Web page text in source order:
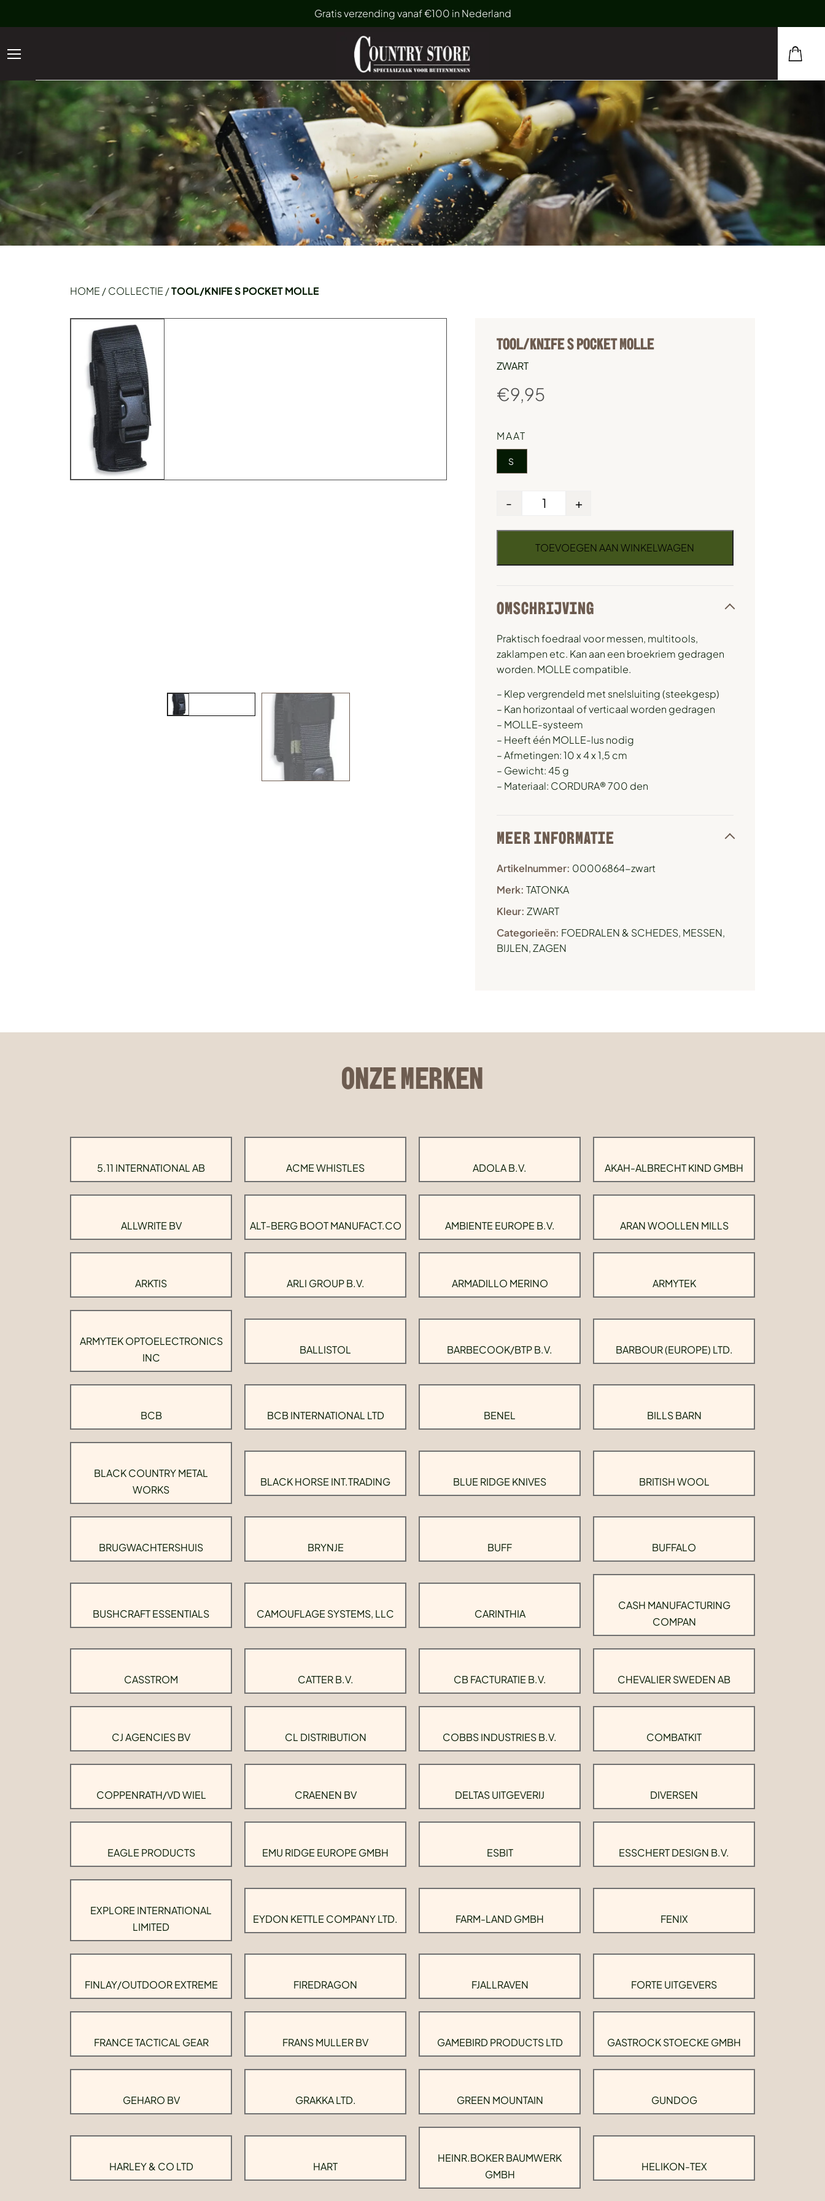
Gratis verzending vanaf €100 in Nederland
HOME /COLLECTIE /TOOL/KNIFE S POCKET MOLLE
TOOL/KNIFE S POCKET MOLLE
ZWART
€9,95
MAAT
S
- +
TOEVOEGEN AAN WINKELWAGEN
OMSCHRIJVING
Praktisch foedraal voor messen, multitools,
zaklampen etc. Kan aan een broekriem gedragen
worden. MOLLE compatible.
– Klep vergrendeld met snelsluiting (steekgesp)
– Kan horizontaal of verticaal worden gedragen
– MOLLE-systeem
– Heeft één MOLLE-lus nodig
– Afmetingen: 10 x 4 x 1,5 cm
– Gewicht: 45 g
– Materiaal: CORDURA® 700 den
MEER INFORMATIE
Artikelnummer: 00006864-zwart
Merk: TATONKA
Kleur: ZWART
Categorieën: FOEDRALEN & SCHEDES, MESSEN,
BIJLEN, ZAGEN
ONZE MERKEN
5.11 INTERNATIONAL AB ACME WHISTLES ADOLA B.V. AKAH-ALBRECHT KIND GMBH
ALLWRITE BV ALT-BERG BOOT MANUFACT.CO AMBIENTE EUROPE B.V. ARAN WOOLLEN MILLS
ARKTIS ARLI GROUP B.V. ARMADILLO MERINO ARMYTEK
ARMYTEK OPTOELECTRONICS
INC
BALLISTOL BARBECOOK/BTP B.V. BARBOUR (EUROPE) LTD.
BCB BCB INTERNATIONAL LTD BENEL BILLS BARN
BLACK COUNTRY METAL
WORKS
BLACK HORSE INT.TRADING BLUE RIDGE KNIVES BRITISH WOOL
BRUGWACHTERSHUIS BRYNJE BUFF BUFFALO
BUSHCRAFT ESSENTIALS CAMOUFLAGE SYSTEMS, LLC CARINTHIA
CASH MANUFACTURING
COMPAN
CASSTROM CATTER B.V. CB FACTURATIE B.V. CHEVALIER SWEDEN AB
CJ AGENCIES BV CL DISTRIBUTION COBBS INDUSTRIES B.V. COMBATKIT
COPPENRATH/VD WIEL CRAENEN BV DELTAS UITGEVERIJ DIVERSEN
EAGLE PRODUCTS EMU RIDGE EUROPE GMBH ESBIT ESSCHERT DESIGN B.V.
EXPLORE INTERNATIONAL
LIMITED
EYDON KETTLE COMPANY LTD. FARM-LAND GMBH FENIX
FINLAY/OUTDOOR EXTREME FIREDRAGON FJALLRAVEN FORTE UITGEVERS
FRANCE TACTICAL GEAR FRANS MULLER BV GAMEBIRD PRODUCTS LTD GASTROCK STOECKE GMBH
GEHARO BV GRAKKA LTD. GREEN MOUNTAIN GUNDOG
HARLEY & CO LTD HART
HEINR.BOKER BAUMWERK
GMBH
HELIKON-TEX